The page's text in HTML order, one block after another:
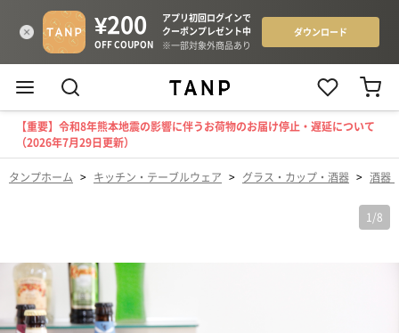
【重要】令和8年熊本地震の影響に伴うお荷物のお届け停止・遅延について
（2026年7月29日更新）
タンプホーム > キッチン・テーブルウェア > グラス・カップ・酒器 > 酒器
1 /8